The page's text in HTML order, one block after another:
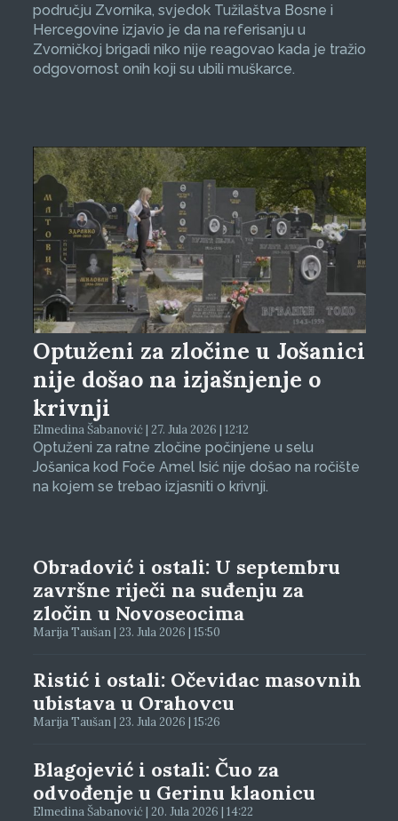
području Zvornika, svjedok Tužilaštva Bosne i
Hercegovine izjavio je da na referisanju u
Zvorničkoj brigadi niko nije reagovao kada je tražio
odgovornost onih koji su ubili muškarce.
Optuženi za zločine u Jošanici
nije došao na izjašnjenje o
krivnji
Elmedina Šabanović | 27. Jula 2026 | 12:12
Optuženi za ratne zločine počinjene u selu
Jošanica kod Foče Amel Isić nije došao na ročište
na kojem se trebao izjasniti o krivnji.
Obradović i ostali: U septembru
završne riječi na suđenju za
zločin u Novoseocima
Marija Taušan | 23. Jula 2026 | 15:50
Ristić i ostali: Očevidac masovnih
ubistava u Orahovcu
Marija Taušan | 23. Jula 2026 | 15:26
Blagojević i ostali: Čuo za
odvođenje u Gerinu klaonicu
Elmedina Šabanović | 20. Jula 2026 | 14:22